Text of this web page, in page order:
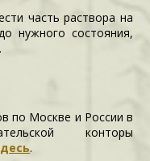
часть раствора на
нужного состояния,
по Москве и России в
конторы
.